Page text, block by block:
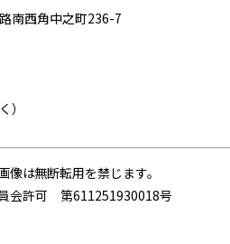
南西角中之町236-7
）
像は無断転用を禁じます。
会許可 第611251930018号